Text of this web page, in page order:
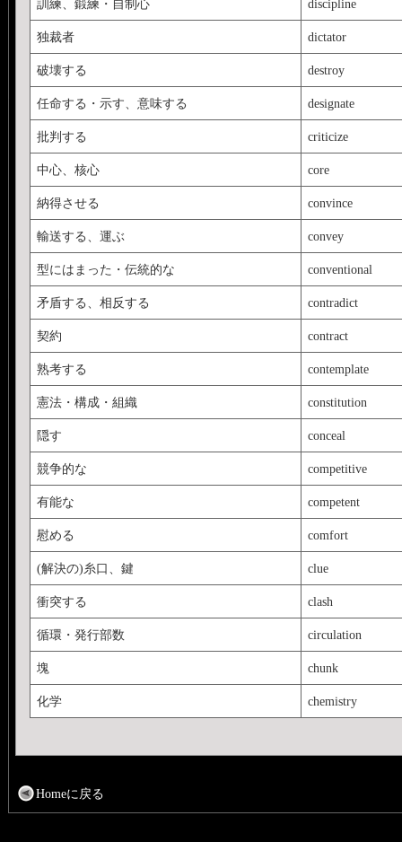
訓練、鍛練・自制心 discipline
独裁者 dictator
破壊する destroy
任命する・示す、意味する designate
批判する criticize
中心、核心 core
納得させる convince
輸送する、運ぶ convey
型にはまった・伝統的な conventional
矛盾する、相反する contradict
契約 contract
熟考する contemplate
憲法・構成・組織 constitution
隠す conceal
競争的な competitive
有能な competent
慰める comfort
(解決の)糸口、鍵 clue
衝突する clash
循環・発行部数 circulation
塊 chunk
化学 chemistry
Homeに戻る